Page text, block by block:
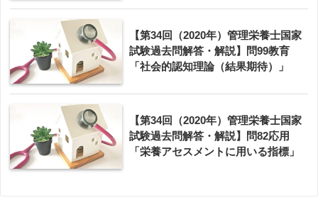
【第34回（2020年）管理栄養士国家
試験過去問解答・解説】問99教育
「社会的認知理論（結果期待）」
【第34回（2020年）管理栄養士国家
試験過去問解答・解説】問82応用
「栄養アセスメントに用いる指標」